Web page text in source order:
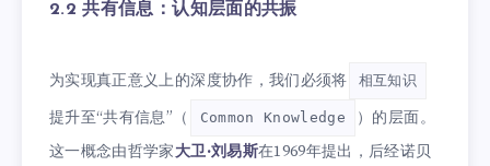
2.2 共有信息：认知层面的共振
为实现真正意义上的深度协作，我们必须将 相互知识
提升至“共有信息”（ Common Knowledge
）的层面。
这一概念由哲学家大卫·刘易斯在1969年提出，后经诺贝